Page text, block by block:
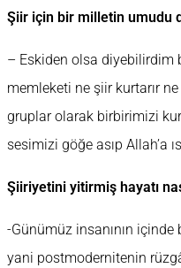
Şiir için bir milletin umudu
– Eskiden olsa diyebilirdim
memleketi ne şiir kurtarır
gruplar olarak birbirimizi
sesimizi göğe asıp Allah’a
Şiiriyetini yitirmiş hayatı
-Günümüz insanının
yani postmodernitenin